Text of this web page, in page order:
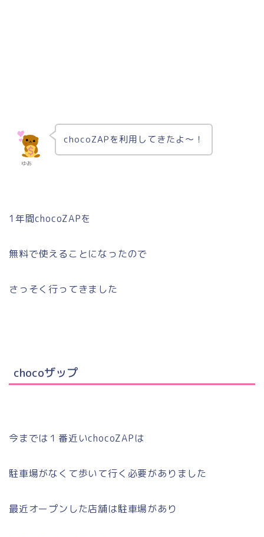
ゆあ
chocoZAPを利用してきたよ〜！
1年間chocoZAPを
無料で使えることになったので
さっそく行ってきました
chocoザップ
今までは１番近いchocoZAPは
駐車場がなくて歩いて行く必要がありました
最近オープンした店舗は駐車場があり